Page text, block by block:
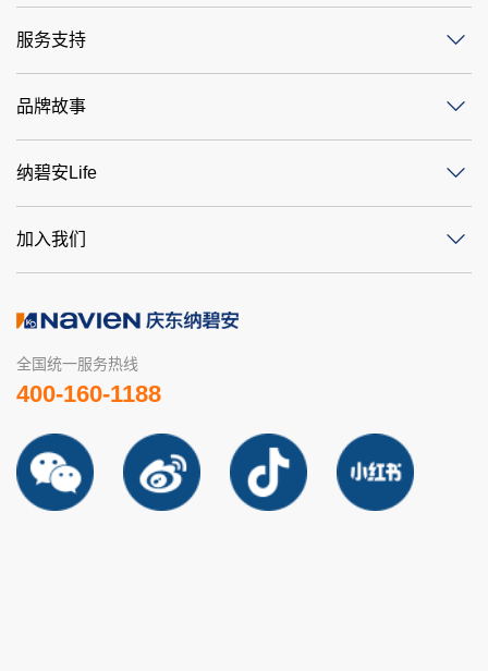
服务支持
品牌故事
纳碧安Life
加入我们
全国统一服务热线
400-160-1188